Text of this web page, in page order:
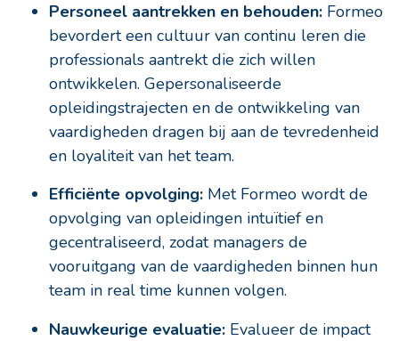
Personeel aantrekken en behouden: Formeo
bevordert een cultuur van continu leren die
professionals aantrekt die zich willen
ontwikkelen. Gepersonaliseerde
opleidingstrajecten en de ontwikkeling van
vaardigheden dragen bij aan de tevredenheid
en loyaliteit van het team.
Efficiënte opvolging: Met Formeo wordt de
opvolging van opleidingen intuïtief en
gecentraliseerd, zodat managers de
vooruitgang van de vaardigheden binnen hun
team in real time kunnen volgen.
Nauwkeurige evaluatie: Evalueer de impact